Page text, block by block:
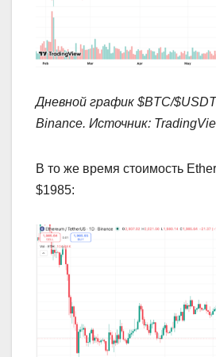
Дневной график $BTC/
Binance. Источник:
В то же время стоимость
$1985: